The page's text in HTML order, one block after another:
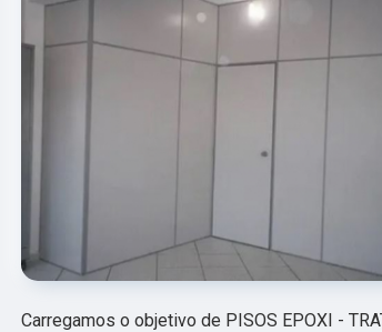
Carregamos o objetivo de PISOS EPOXI -